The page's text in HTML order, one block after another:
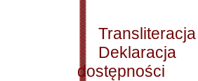
Transliteracja
Deklaracja
dostępności